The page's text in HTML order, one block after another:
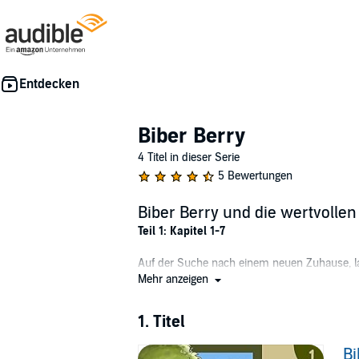
Biber Berry
4 Titel in dieser Serie
5 Bewertungen
Biber Berry und die
Teil 1: Kapitel 1-7
Auf der Suche nach einem neuen Zuhause,
ihm alles, was er sich gewünscht hat. Doch
Freunde und beschließen sich auch in
Mehr anzeigen
1. Titel